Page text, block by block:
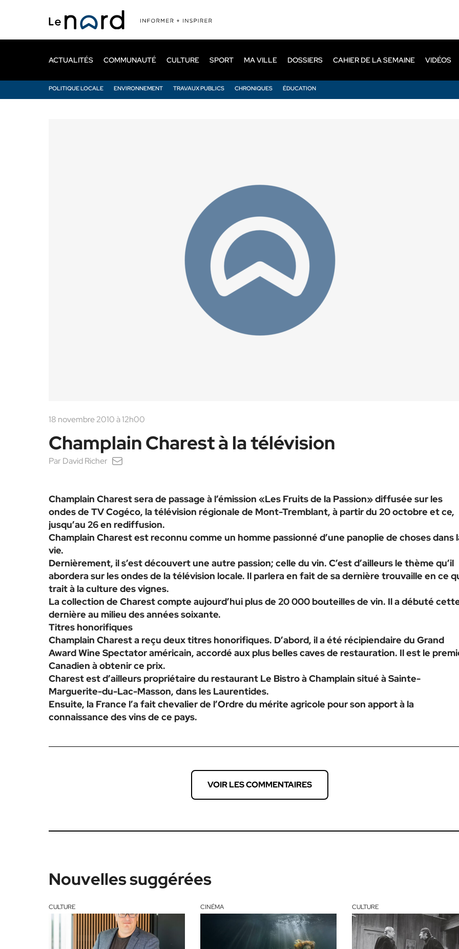
principal
ACTUALITÉS
POLITIQUE LOCALE ENVIRONNEMENT TRAVAUX PUBLICS CHRONIQUES ÉDUCATION
COMMUNAUTÉ CULTURE SPORT MA VILLE DOSSIERS CAHIER DE LA SEMAINE VIDÉOS
18 novembre 2010 à 12h00
Champlain Charest à la télévision
Par David Richer
Champlain Charest sera de passage à l’émission «Les Fruits de la Passion» diffusée sur les
ondes de TV Cogéco, la télévision régionale de Mont-Tremblant, à partir du 20 octobre et ce,
jusqu’au 26 en rediffusion.
Champlain Charest est reconnu comme un homme passionné d’une panoplie de choses dans
vie.
Dernièrement, il s’est découvert une autre passion; celle du vin. C’est d’ailleurs le thème qu’il
abordera sur les ondes de la télévision locale. Il parlera en fait de sa dernière trouvaille en ce
trait à la culture des vignes.
La collection de Charest compte aujourd’hui plus de 20 000 bouteilles de vin. Il a débuté
dernière au milieu des années soixante.
Titres honorifiques
Champlain Charest a reçu deux titres honorifiques. D’abord, il a été récipiendaire du Grand
Award Wine Spectator américain, accordé aux plus belles caves de restauration. Il est le
Canadien à obtenir ce prix.
Charest est d’ailleurs propriétaire du restaurant Le Bistro à Champlain situé à Sainte-
Marguerite-du-Lac-Masson, dans les Laurentides.
Ensuite, la France l’a fait chevalier de l’Ordre du mérite agricole pour son apport à la
connaissance des vins de ce pays.
VOIR LES COMMENTAIRES
Nouvelles suggérées
CULTURE CINÉMA CULTURE